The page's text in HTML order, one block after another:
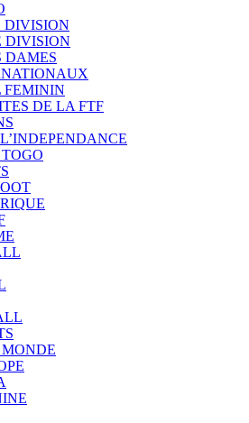
DIVISION
DIVISION
DAMES
FEMININ
DE LA FTF